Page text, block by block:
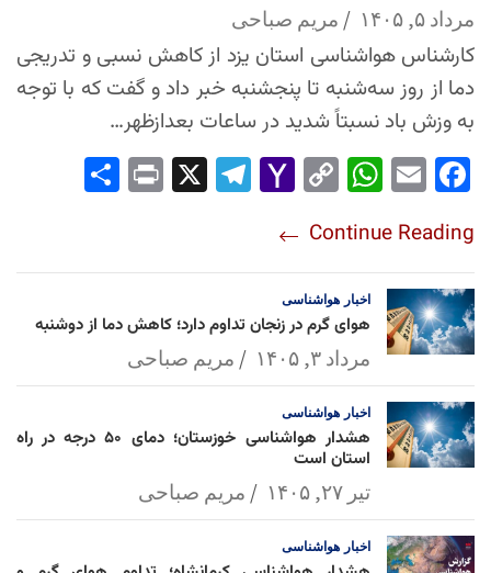
مرداد ۵, ۱۴۰۵ مریم صباحی
کارشناس هواشناسی استان یزد از کاهش نسبی و تدریجی
دما از روز سه‌شنبه تا پنجشنبه خبر داد و گفت که با توجه
به وزش باد نسبتاً شدید در ساعات بعدازظهر…
Fac
ok
Em
Wh
Ap
p
Co
Lin
k
Yah
l
Tel
Pri
Continue Reading
اخبار هواشناسی
هوای گرم در زنجان تداوم دارد؛ کاهش دما از دوشنبه
مرداد ۳, ۱۴۰۵ مریم صباحی
اخبار هواشناسی
هشدار هواشناسی خوزستان؛ دمای ۵۰ درجه در راه
استان است
تیر ۲۷, ۱۴۰۵ مریم صباحی
اخبار هواشناسی